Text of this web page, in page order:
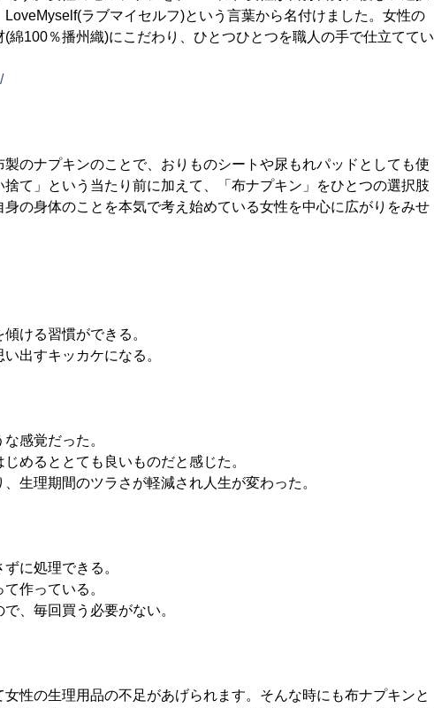
ラブマイセルフ)という言葉から名付けました。女性の
綿100％播州織)にこだわり、ひとつひとつを職人の手で仕立ててい
のナプキンのことで、おりものシートや尿もれパッドとしても使
て」という当たり前に加えて、「布ナプキン」をひとつの選択肢
の身体のことを本気で考え始めている女性を中心に広がりをみせ
ける習慣ができる。
出すキッカケになる。
感覚だった。
めるととても良いものだと感じた。
生理期間のツラさが軽減され人生が変わった。
に処理できる。
作っている。
、毎回買う必要がない。
性の生理用品の不足があげられます。そんな時にも布ナプキンと